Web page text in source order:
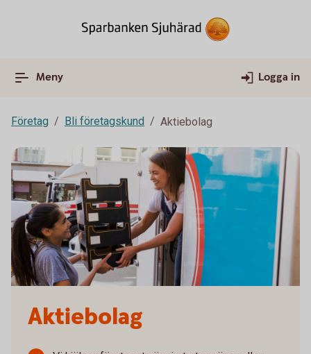
Meny Logga in
Företag Bli företagskund Aktiebolag
Aktiebolag